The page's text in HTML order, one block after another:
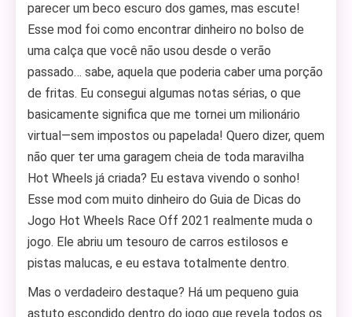
parecer um beco escuro dos games, mas escute!
Esse mod foi como encontrar dinheiro no bolso de
uma calça que você não usou desde o verão
passado… sabe, aquela que poderia caber uma porção
de fritas. Eu consegui algumas notas sérias, o que
basicamente significa que me tornei um milionário
virtual—sem impostos ou papelada! Quero dizer, quem
não quer ter uma garagem cheia de toda maravilha
Hot Wheels já criada? Eu estava vivendo o sonho!
Esse mod com muito dinheiro do Guia de Dicas do
Jogo Hot Wheels Race Off 2021 realmente muda o
jogo. Ele abriu um tesouro de carros estilosos e
pistas malucas, e eu estava totalmente dentro.
Mas o verdadeiro destaque? Há um pequeno guia
astuto escondido dentro do jogo que revela todos os